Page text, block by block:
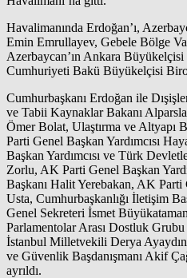
Havalimanında Erdoğan’ı,
Emin Emrullayev, Gebele Bölge
Azerbaycan’ın Ankara
Cumhuriyeti Bakü Büyükelçisi
Cumhurbaşkanı Erdoğan ile
ve Tabii Kaynaklar Bakanı
Ömer Bolat, Ulaştırma ve Altyapı
Parti Genel Başkan Yardımcısı
Başkan Yardımcısı ve Türk
Zorlu, AK Parti Genel Başkan
Başkanı Halit Yerebakan, AK
Usta, Cumhurbaşkanlığı İletişim
Genel Sekreteri İsmet
Parlamentolar Arası Dostluk
İstanbul Milletvekili Derya
ve Güvenlik Başdanışmanı Akif
ayrıldı.